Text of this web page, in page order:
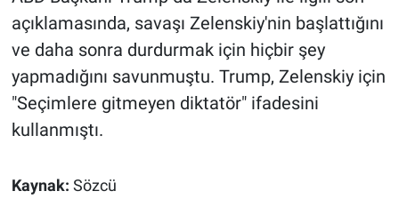
açıklamasında, savaşı Zelenskiy'nin başlattığını
ve daha sonra durdurmak için hiçbir şey
yapmadığını savunmuştu. Trump, Zelenskiy için
"Seçimlere gitmeyen diktatör" ifadesini
kullanmıştı.
Kaynak: Sözcü
Popüler
Programlar
Sağlık